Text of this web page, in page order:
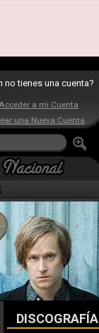
no tienes una cuenta?
a mi Cuenta
una Nueva Cuenta
DISCOGRAFÍA